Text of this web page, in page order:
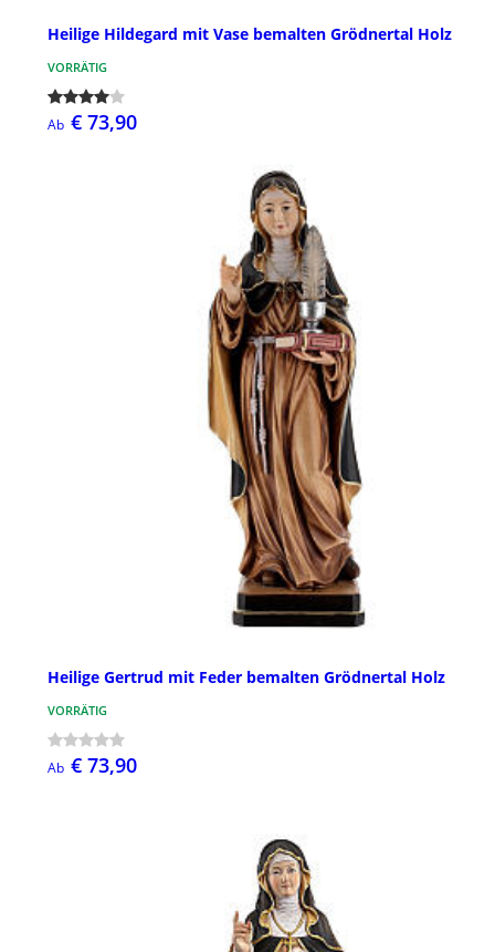
Heilige Hildegard mit Vase bemalten Grödnertal Holz
VORRÄTIG
Ab € 73,90
Heilige Gertrud mit Feder bemalten Grödnertal Holz
VORRÄTIG
Ab € 73,90